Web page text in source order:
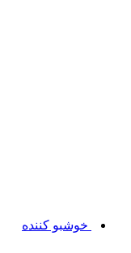
خوشبو کننده